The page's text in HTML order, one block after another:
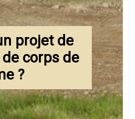
projet de
corps de
?